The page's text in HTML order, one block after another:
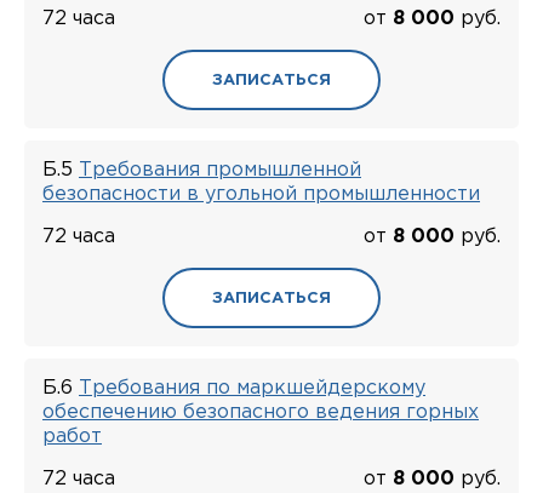
72 часа от 8 000 руб.
ЗАПИСАТЬСЯ
Б.5
Требования промышленной
безопасности в угольной промышленности
72 часа от 8 000 руб.
ЗАПИСАТЬСЯ
Б.6
Требования по маркшейдерскому
обеспечению безопасного ведения горных
работ
72 часа от 8 000 руб.